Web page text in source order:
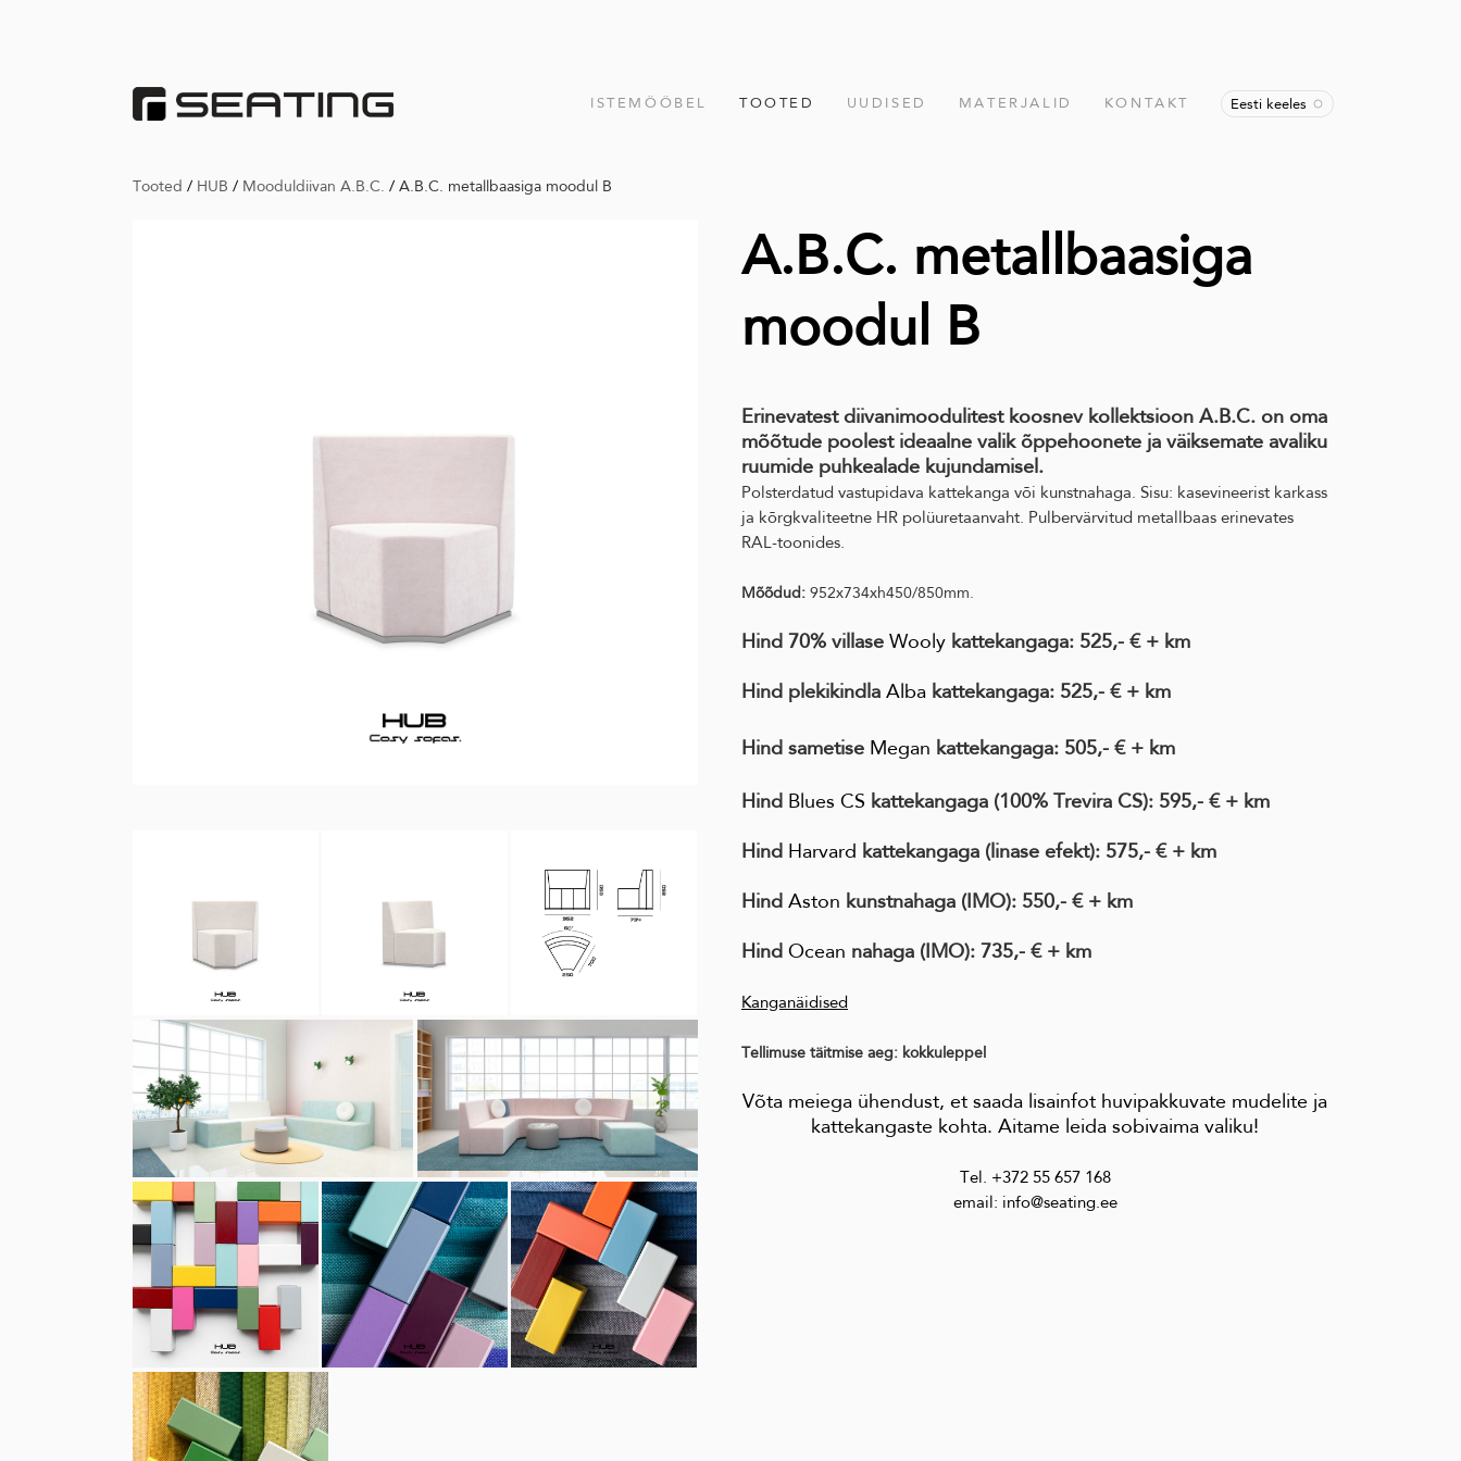
ISTEMÖÖBEL TOOTED UUDISED MATERJALID KONTAKT Eesti keeles
Tooted / HUB / Mooduldiivan A.B.C. / A.B.C. metallbaasiga moodul B
A.B.C. metallbaasiga
moodul B
Erinevatest diivanimoodulitest koosnev kollektsioon A.B.C. on oma
mõõtude poolest ideaalne valik õppehoonete ja väiksemate avaliku
ruumide puhkealade kujundamisel.
Polsterdatud vastupidava kattekanga või kunstnahaga. Sisu: kasevineerist karkass
ja kõrgkvaliteetne HR polüuretaanvaht. Pulbervärvitud metallbaas erinevates
RAL-toonides.
Mõõdud: 952x734xh450/850mm.
Hind 70% villase Wooly kattekangaga: 525,- € + km
Hind plekikindla Alba kattekangaga: 525,- € + km
Hind sametise Megan kattekangaga: 505,- € + km
Hind Blues CS kattekangaga (100% Trevira CS): 595,- € + km
Hind Harvard kattekangaga (linase efekt): 575,- € + km
Hind Aston kunstnahaga (IMO): 550,- € + km
Hind Ocean nahaga (IMO): 735,- € + km
Kanganäidised
Tellimuse täitmise aeg: kokkuleppel
Võta meiega ühendust, et saada lisainfot huvipakkuvate mudelite ja
kattekangaste kohta. Aitame leida sobivaima valiku!
Tel. +372 55 657 168
email: info@seating.ee